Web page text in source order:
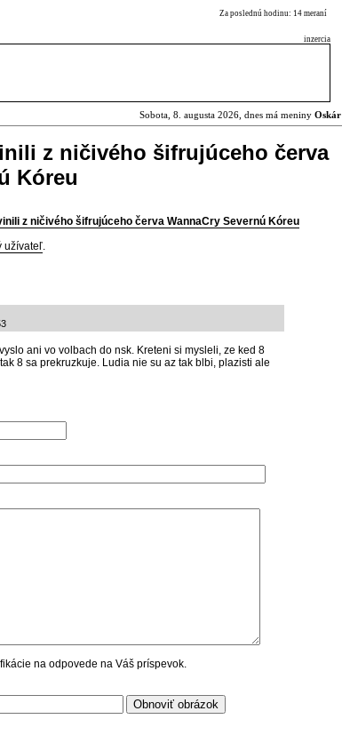
Za poslednú hodinu: 14 meraní
inzercia
Sobota, 8. augusta 2026, dnes má meniny Oskár
z ničivého šifrujúceho červa
Kóreu
z ničivého šifrujúceho červa WannaCry Severnú Kóreu
užívateľ.
ani vo volbach do nsk. Kreteni si mysleli, ze ked 8
8 sa prekruzkuje. Ludia nie su az tak blbi, plazisti ale
na odpovede na Váš príspevok.